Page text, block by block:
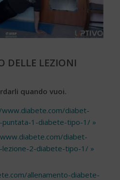
DELLE LEZIONI
quando vuoi.
diabet-
1-diabete-tipo-1/ »
diabet-
2-diabete-tipo-1/ »
allenamento-diabete-